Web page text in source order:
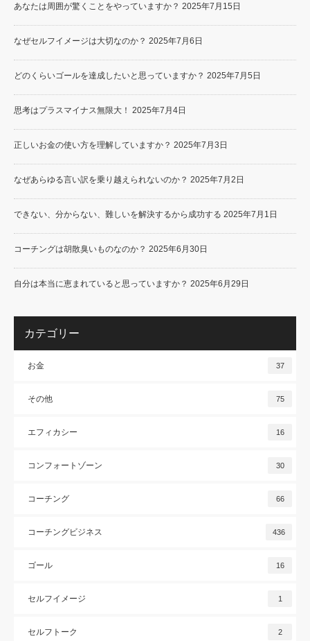
あなたは周囲が驚くことをやっていますか？ 2025年7月15日
なぜセルフイメージは大切なのか？ 2025年7月6日
どのくらいゴールを達成したいと思っていますか？ 2025年7月5日
思考はプラスマイナス無限大！ 2025年7月4日
正しいお金の使い方を理解していますか？ 2025年7月3日
なぜあらゆる言い訳を乗り越えられないのか？ 2025年7月2日
できない、分からない、難しいを解決するから成功する 2025年7月1日
コーチングは胡散臭いものなのか？ 2025年6月30日
自分は本当に恵まれていると思っていますか？ 2025年6月29日
カテゴリー
お金 37
その他 75
エフィカシー 16
コンフォートゾーン 30
コーチング 66
コーチングビジネス 436
ゴール 16
セルフイメージ 1
セルフトーク 2